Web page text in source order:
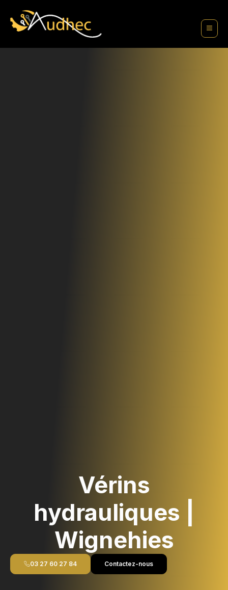
principal
Vérins
hydrauliques |
Wignehies
03 27 60 27 84 Contactez-nous